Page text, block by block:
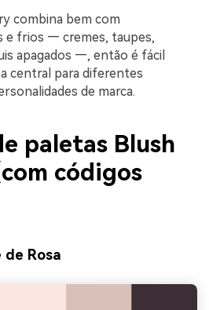
combina bem com
e frios — cremes, taupes,
apagados —, então é fácil
central para diferentes
de marca.
paletas Blush
códigos
Rosa